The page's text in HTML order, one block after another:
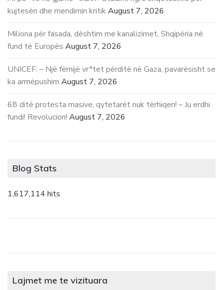
kujtesën dhe mendimin kritikAugust 7, 2026
Miliona për fasada, dështim me kanalizimet, Shqipëria në
fund të Europës August 7, 2026
UNICEF: – Një fëmijë vr*tet përditë në Gaza, pavarësisht se
ka armëpushim August 7, 2026
68 ditë protesta masive, qytetarët nuk tërhiqen! – Ju erdhi
fundi! Revolucion! August 7, 2026
Blog Stats
1,617,114 hits
Lajmet me te vizituara